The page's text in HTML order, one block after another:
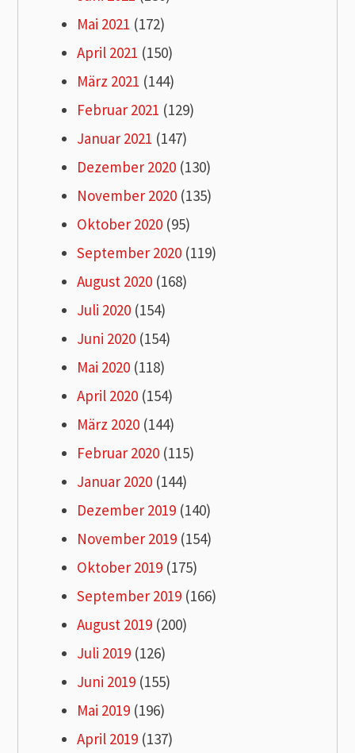
Mai 2021 (172)
April 2021 (150)
März 2021 (144)
Februar 2021 (129)
Januar 2021 (147)
Dezember 2020 (130)
November 2020 (135)
Oktober 2020 (95)
September 2020 (119)
August 2020 (168)
Juli 2020 (154)
Juni 2020 (154)
Mai 2020 (118)
April 2020 (154)
März 2020 (144)
Februar 2020 (115)
Januar 2020 (144)
Dezember 2019 (140)
November 2019 (154)
Oktober 2019 (175)
September 2019 (166)
August 2019 (200)
Juli 2019 (126)
Juni 2019 (155)
Mai 2019 (196)
April 2019 (137)